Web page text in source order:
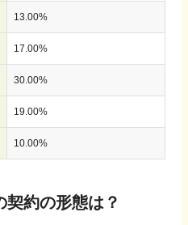
13.00%
17.00%
30.00%
19.00%
10.00%
契約の形態は？